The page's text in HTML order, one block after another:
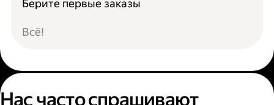
Берите первые заказы
Всё!
Нас часто спрашивают